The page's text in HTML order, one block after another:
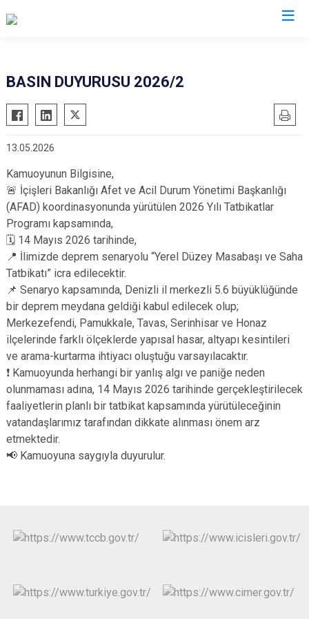
BASIN DUYURUSU 2026/2
13.05.2026
Kamuoyunun Bilgisine,
🚨 İçişleri Bakanlığı Afet ve Acil Durum Yönetimi Başkanlığı
(AFAD) koordinasyonunda yürütülen 2026 Yılı Tatbikatlar
Programı kapsamında,
🗓️ 14 Mayıs 2026 tarihinde,
📍 İlimizde deprem senaryolu “Yerel Düzey Masabaşı ve Saha
Tatbikatı” icra edilecektir.
📌 Senaryo kapsamında, Denizli il merkezli 5.6 büyüklüğünde
bir deprem meydana geldiği kabul edilecek olup;
Merkezefendi, Pamukkale, Tavas, Serinhisar ve Honaz
ilçelerinde farklı ölçeklerde yapısal hasar, altyapı kesintileri
ve arama-kurtarma ihtiyacı oluştuğu varsayılacaktır.
❗️ Kamuoyunda herhangi bir yanlış algı ve paniğe neden
olunmaması adına, 14 Mayıs 2026 tarihinde gerçekleştirilecek
faaliyetlerin planlı bir tatbikat kapsamında yürütüleceğinin
vatandaşlarımız tarafından dikkate alınması önem arz
etmektedir.
📢 Kamuoyuna saygıyla duyurulur.